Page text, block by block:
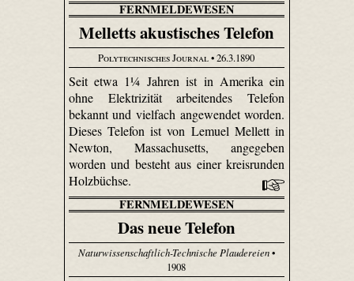
FERNMELDEWESEN
Melletts akustisches Telefon
Polytechnisches Journal• 26.3.1890
Seit etwa 1¼ Jahren ist in Amerika ein
ohne Elektrizität arbeitendes Telefon
bekannt und vielfach angewendet worden.
Dieses Telefon ist von Lemuel Mellett in
Newton, Massachusetts, angegeben
worden und besteht aus einer kreisrunden
Holzbüchse.
FERNMELDEWESEN
Das neue Telefon
Naturwissenschaftlich-Technische Plaudereien•
1908